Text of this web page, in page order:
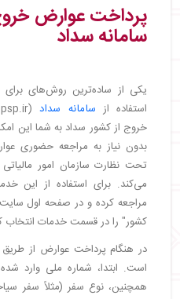
پرداخت عوارض
سامانه سداد
یکی از ساده‌ترین روش‌های
استفاده از سامانه سداد
خروج از کشور سداد به شما این
بدون نیاز به مراجعه حضوری
تحت نظارت سازمان امور
می‌کند. برای استفاده از این
مراجعه کرده و در صفحه اول
کشور" را در قسمت خدمات انتخاب
در هنگام پرداخت عوارض از
است. ابتدا، شماره ملی وارد
همچنین، نوع سفر (مثلاً سفر